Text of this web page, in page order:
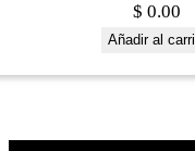
$ 0.00
Añadir al